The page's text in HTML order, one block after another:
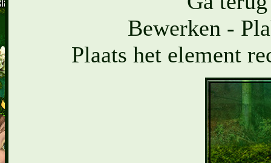
Bewerken -
Plaats het element